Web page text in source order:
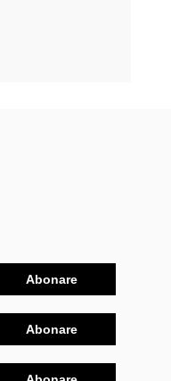
Abonare
Abonare